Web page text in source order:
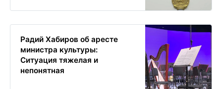
Радий Хабиров об аресте
министра культуры:
Ситуация тяжелая и
непонятная